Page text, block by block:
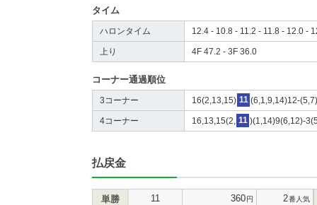
タイム
ハロンタイム 12.4 - 10.8 - 11.2 - 11.8 - 12.0 -
上り 4F 47.2 - 3F 36.0
コーナー通過順位
3コーナー 16(2,13,15) 11 (6,1,9,14)12-
4コーナー 16,13,15(2, 11 )(1,14)9(6,12)-
払戻金
単勝 11 360円 2番人気